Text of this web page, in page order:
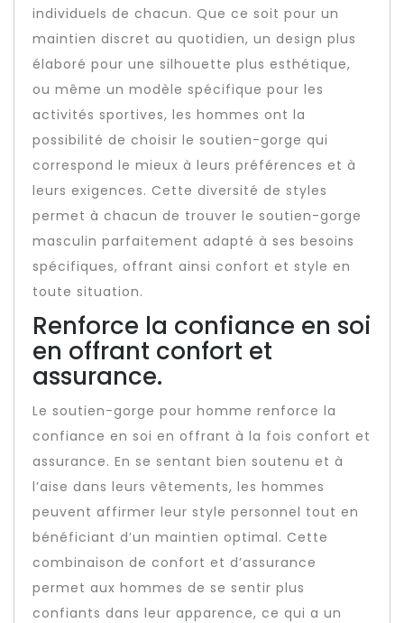
individuels de chacun. Que ce soit pour un
maintien discret au quotidien, un design plus
élaboré pour une silhouette plus esthétique,
ou même un modèle spécifique pour les
activités sportives, les hommes ont la
possibilité de choisir le soutien-gorge qui
correspond le mieux à leurs préférences et à
leurs exigences. Cette diversité de styles
permet à chacun de trouver le soutien-gorge
masculin parfaitement adapté à ses besoins
spécifiques, offrant ainsi confort et style en
toute situation.
Renforce la confiance en soi
en offrant confort et
assurance.
Le soutien-gorge pour homme renforce la
confiance en soi en offrant à la fois confort et
assurance. En se sentant bien soutenu et à
l’aise dans leurs vêtements, les hommes
peuvent affirmer leur style personnel tout en
bénéficiant d’un maintien optimal. Cette
combinaison de confort et d’assurance
permet aux hommes de se sentir plus
confiants dans leur apparence, ce qui a un